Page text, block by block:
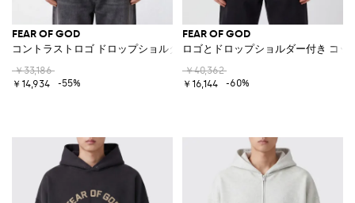
FEAR OF GOD
コントラストロゴ ドロップショルダー コットンブレンド クルーネックス
￥33,186
￥14,934
-55%
FEAR OF GOD
ロゴとドロップショルダー付き コッ
￥40,362
￥16,144
-60%